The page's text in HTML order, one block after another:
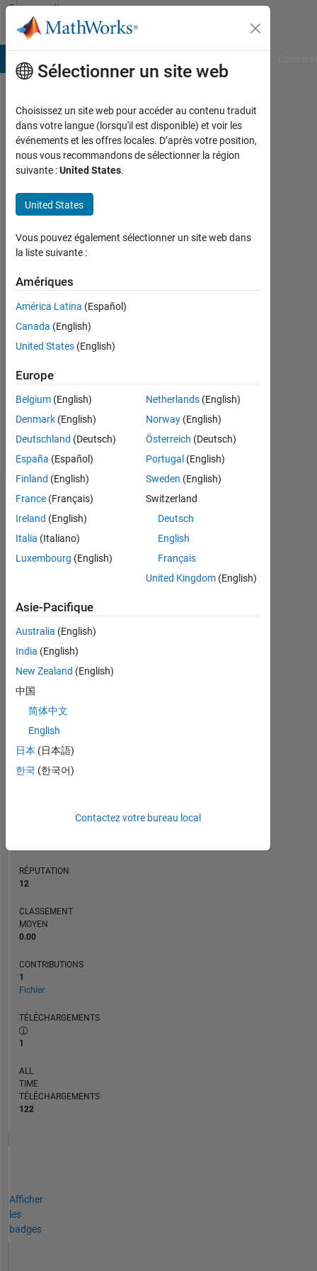
Passer au contenu
Community
Profile
Atta
Wasay
Last
environ
un
y a
Actif
depuis
2023
1
Following:
0
Follow
Tableau de bord
Statistiques
All File Exchange ThingSpeak
CONTRIBUTIONS L
0
1
RÉPUTATION
12
CLASSEMENT
MOYEN
0.00
CONTRIBUTIONS
1
Fichier
TÉLÉCHARGEMENTS
1
ALL
TIME
TÉLÉCHARGEMENTS
122
Afficher
les
badges
Sélectionner un site web
Choisissez un site web pour accéder au contenu traduit
dans votre langue (lorsqu'il est disponible) et voir les
événements et les offres locales. D’après votre position,
nous vous recommandons de sélectionner la région
suivante :United States.
United States
Vous pouvez également sélectionner un site web dans
la liste suivante :
Amériques
América Latina (Español)
Canada (English)
United States (English)
Europe
Belgium (English)
Denmark (English)
Deutschland (Deutsch)
España (Español)
Finland (English)
France (Français)
Ireland (English)
Italia (Italiano)
Luxembourg (English)
Netherlands(English)
Norway(English)
Österreich (Deutsch)
Portugal (English)
Sweden (English)
Switzerland
Deutsch
English
Français
United Kingdom(English)
Asie-Pacifique
Australia (English)
India (English)
New Zealand (English)
中国
简体中文
English
日本 (日本語)
한국 (한국어)
Contactez votre bureau local